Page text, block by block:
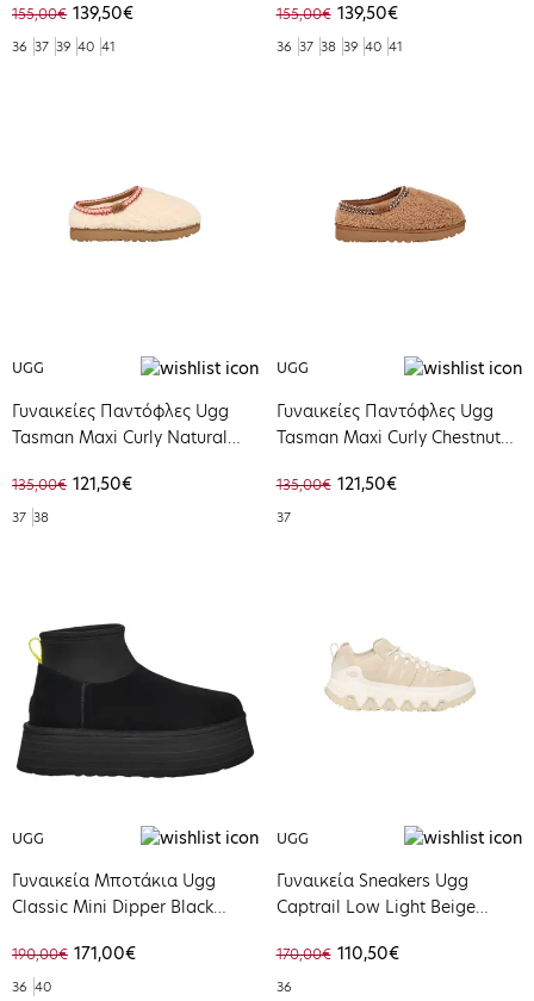
155,00€ 139,50€
36 37 39 40 41
155,00€ 139,50€
36 37 38 39 40 41
UGG
Γυναικείες Παντόφλες Ugg
Tasman Maxi Curly Natural
135,00€ 121,50€
37 38
UGG
Γυναικείες Παντόφλες Ugg
Tasman Maxi Curly Chestnut
135,00€ 121,50€
37
UGG
Γυναικεία Μποτάκια Ugg
Classic Mini Dipper Black
190,00€ 171,00€
36 40
UGG
Γυναικεία Sneakers Ugg
Captrail Low Light Beige
170,00€ 110,50€
36